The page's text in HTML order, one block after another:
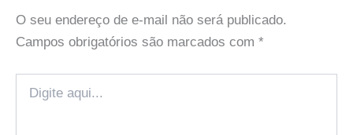
O seu endereço de e-mail não será publicado.
Campos obrigatórios são marcados com *
aqui...